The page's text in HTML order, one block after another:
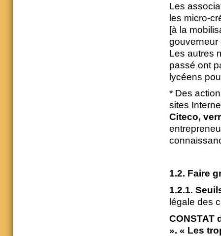
Les
les micro-
[à la
gouverneur
Les autres
passé ont
lycéens
* Des
sites
Citeco,
1.2. Faire
1.2.1.
légale des
CONSTAT
». « Les